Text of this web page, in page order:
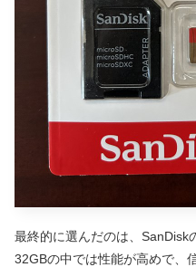
最終的に選んだのは、SanDisk
32GBの中では性能が高めで、